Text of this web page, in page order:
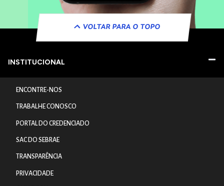
VOLTAR PARA O TOPO
INSTITUCIONAL
ENCONTRE-NOS
TRABALHE CONOSCO
PORTAL DO CREDENCIADO
SAC DO SEBRAE
TRANSPARÊNCIA
PRIVACIDADE